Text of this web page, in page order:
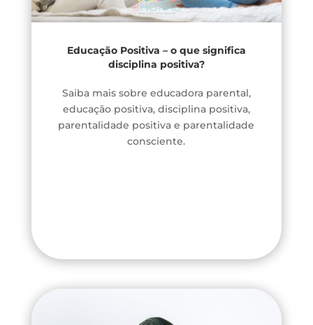
Educação Positiva – o que significa
disciplina positiva?
Saiba mais sobre educadora parental,
educação positiva, disciplina positiva,
parentalidade positiva e parentalidade
consciente.